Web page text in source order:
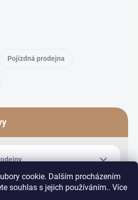
cookie. Dalším procházením
souhlas s jejich používáním.. Více
Pojízdná prodejna